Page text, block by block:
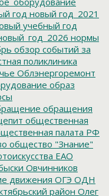
год новый год_2021
учебный год
нормы
обзор событий за
поликлиника
Облэнергоремонт
образ
обращения
общественная
палата РФ
общество "Знание"
ЕАО
Овчинников
движения ОГЭ ОДН
район Олег